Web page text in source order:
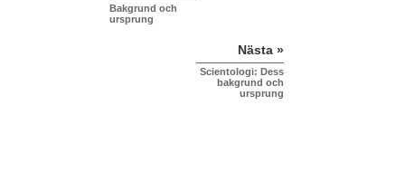
Bakgrund och
ursprung
Nästa »
Scientologi: Dess
bakgrund och
ursprung